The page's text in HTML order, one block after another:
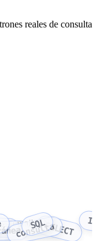
reales de consulta
ON
consulta
SQLSELECT